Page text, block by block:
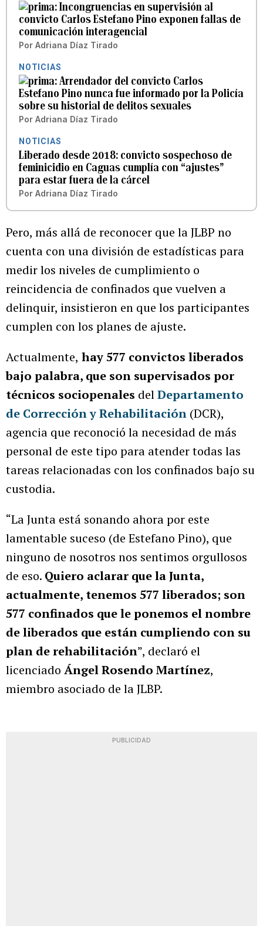
Incongruencias en supervisión al
convicto Carlos Estefano Pino exponen fallas de
comunicación interagencial
Por Adriana Díaz Tirado
NOTICIAS
Arrendador del convicto Carlos
Estefano Pino nunca fue informado por la Policía
sobre su historial de delitos sexuales
Por Adriana Díaz Tirado
NOTICIAS
Liberado desde 2018: convicto sospechoso de
feminicidio en Caguas cumplía con “ajustes”
para estar fuera de la cárcel
Por Adriana Díaz Tirado
Pero, más allá de reconocer que la JLBP no
cuenta con una división de estadísticas para
medir los niveles de cumplimiento o
reincidencia de confinados que vuelven a
delinquir, insistieron en que los participantes
cumplen con los planes de ajuste.
Actualmente, hay 577 convictos liberados
bajo palabra, que son supervisados por
técnicos sociopenales delDepartamento
de Corrección y Rehabilitación (DCR),
agencia que reconoció la necesidad de más
personal de este tipo para atender todas las
tareas relacionadas con los confinados bajo su
custodia.
“La Junta está sonando ahora por este
lamentable suceso (de Estefano Pino), que
ninguno de nosotros nos sentimos orgullosos
de eso. Quiero aclarar que la Junta,
actualmente, tenemos 577 liberados; son
577 confinados que le ponemos el nombre
de liberados que están cumpliendo con su
plan de rehabilitación”, declaró el
licenciado Ángel Rosendo Martínez,
miembro asociado de la JLBP.
PUBLICIDAD